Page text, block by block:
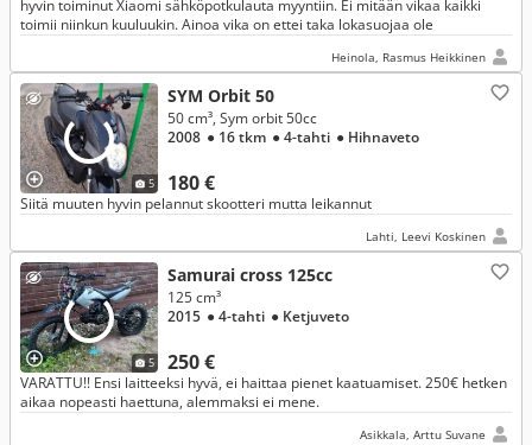
hyvin toiminut Xiaomi sähköpotkulauta myyntiin. Ei mitään vikaa kaikki
toimii niinkun kuuluukin. Ainoa vika on ettei taka lokasuojaa ole
Heinola, Rasmus Heikkinen
5
SYM Orbit 50
180 €
50 cm³, Sym orbit 50cc
2008 ● 16 tkm ● 4-tahti ● Hihnaveto
Siitä muuten hyvin pelannut skootteri mutta leikannut
Lahti, Leevi Koskinen
5
Samurai cross 125cc
250 €
125 cm³
2015 ● 4-tahti ● Ketjuveto
VARATTU!! Ensi laitteeksi hyvä, ei haittaa pienet kaatuamiset. 250€ hetken
aikaa nopeasti haettuna, alemmaksi ei mene.
Asikkala, Arttu Suvane